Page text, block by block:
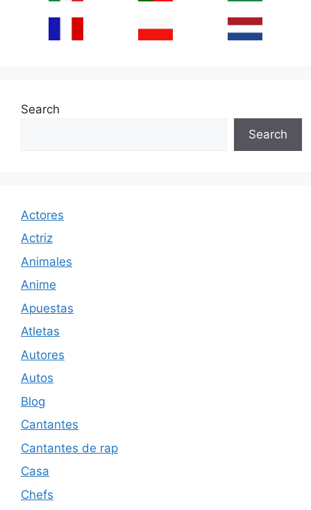
Search
Search
Actores
Actriz
Animales
Anime
Apuestas
Atletas
Autores
Autos
Blog
Cantantes
Cantantes de rap
Casa
Chefs